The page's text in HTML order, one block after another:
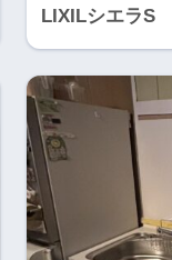
LIXILシエラS